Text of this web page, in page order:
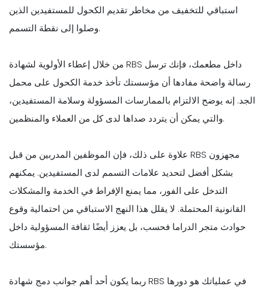
استباقي للتخفيف من مخاطر تقديم الكحول للمستفيدين الذين
وصلوا إلى نقطة التسمم.
من خلال إعطاء الأولوية لشهادة RBS داخل مطعمك، فإنك ترسل
رسالة واضحة مفادها أن مؤسستك تأخذ خدمة الكحول على محمل
الجد. إنه يوضح الالتزام بالممارسات المسؤولة وسلامة المستفيدين،
والتي يمكن أن يتردد صداها لدى كل من العملاء والمنظمين.
علاوة على ذلك، فإن الموظفين المدربين من قبل RBS مجهزون
بشكل أفضل لتحديد علامات التسمم لدى المستفيدين. يمكنهم
التدخل على الفور، مما يمنع الإفراط في الخدمة والمشكلات
القانونية المحتملة. لا يقلل هذا النهج الاستباقي من احتمالية وقوع
حوادث متجر الدراما فحسب، بل يعزز أيضًا ثقافة المسؤولية داخل
مؤسستك.
ربما يكون أحد أهم جوانب دمج شهادة RBS في عملياتك هو دورها